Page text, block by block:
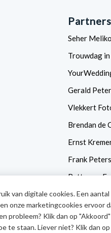
Partners
Seher
Trouwdag
Gerald
Vlekkert
Brendan de
Ernst
Frank
Betty van
CameraNU
van digitale cookies. Een
onze marketingcookies
probleem? Klik dan op
te staan. Liever niet? Klik dan